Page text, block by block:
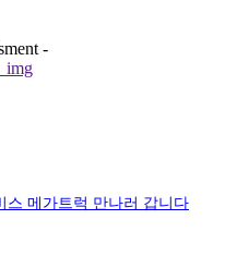
-
스 메가트럭 만나러 갑니다